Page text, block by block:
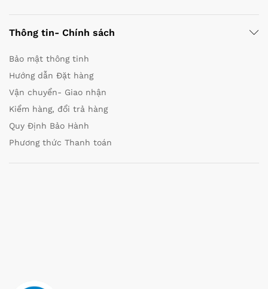
Thông tin- Chính sách
Bảo mật thông tinh
Hướng dẫn Đặt hàng
Vận chuyển- Giao nhận
Kiểm hàng, đổi trả hàng
Quy Định Bảo Hành
Phương thức Thanh toán